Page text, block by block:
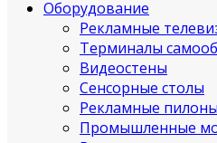
Сенсорные
рекламные
телевизоры
Оборудование
Рекламные
Терминалы
Видеостены
Сенсорные столы
Рекламные пилоны
Промышленные